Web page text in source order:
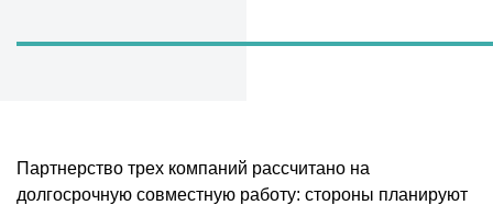
Партнерство трех компаний рассчитано на
долгосрочную совместную работу: стороны планируют